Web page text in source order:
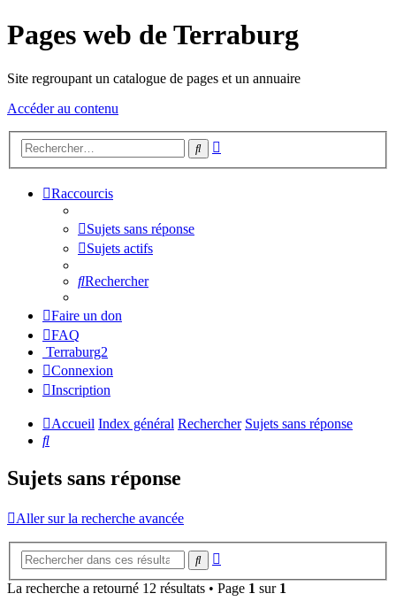
Pages web de Terraburg
Site regroupant un catalogue de pages et un annuaire
Accéder au contenu
Rechercher
Raccourcis
Sujets sans réponse
Sujets actifs
Rechercher
Faire un don
FAQ
Terraburg2
Connexion
Inscription
Accueil Index général Rechercher Sujets sans réponse
Rechercher
Sujets sans réponse
Aller sur la recherche avancée
Rechercher
La recherche a retourné 12 résultats • Page 1 sur 1